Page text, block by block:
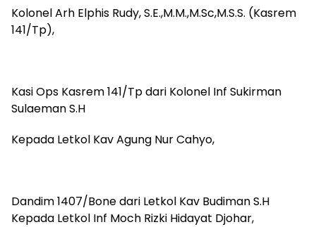
Kolonel Arh Elphis Rudy, S.E.,M.M.,M.Sc,M.S.S. (Kasrem
141/Tp),
Kasi Ops Kasrem 141/Tp dari Kolonel Inf Sukirman
Sulaeman S.H
Kepada Letkol Kav Agung Nur Cahyo,
Dandim 1407/Bone dari Letkol Kav Budiman S.H
Kepada Letkol Inf Moch Rizki Hidayat Djohar,